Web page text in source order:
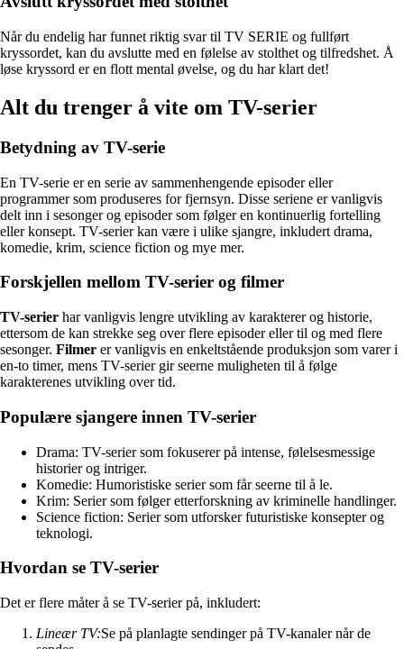
Når du endelig har funnet riktig svar til TV SERIE og fullført
kryssordet, kan du avslutte med en følelse av stolthet og tilfredshet. Å
løse kryssord er en flott mental øvelse, og du har klart det!
Alt du trenger å vite om TV-serier
Betydning av TV-serie
En TV-serie er en serie av sammenhengende episoder eller
programmer som produseres for fjernsyn. Disse seriene er vanligvis
delt inn i sesonger og episoder som følger en kontinuerlig fortelling
eller konsept. TV-serier kan være i ulike sjangre, inkludert drama,
komedie, krim, science fiction og mye mer.
Forskjellen mellom TV-serier og filmer
TV-serier har vanligvis lengre utvikling av karakterer og historie,
ettersom de kan strekke seg over flere episoder eller til og med flere
sesonger. Filmer er vanligvis en enkeltstående produksjon som varer i
en-to timer, mens TV-serier gir seerne muligheten til å følge
karakterenes utvikling over tid.
Populære sjangere innen TV-serier
Drama: TV-serier som fokuserer på intense, følelsesmessige
historier og intriger.
Komedie: Humoristiske serier som får seerne til å le.
Krim: Serier som følger etterforskning av kriminelle handlinger.
Science fiction: Serier som utforsker futuristiske konsepter og
teknologi.
Hvordan se TV-serier
Det er flere måter å se TV-serier på, inkludert:
Lineær TV:Se på planlagte sendinger på TV-kanaler når de